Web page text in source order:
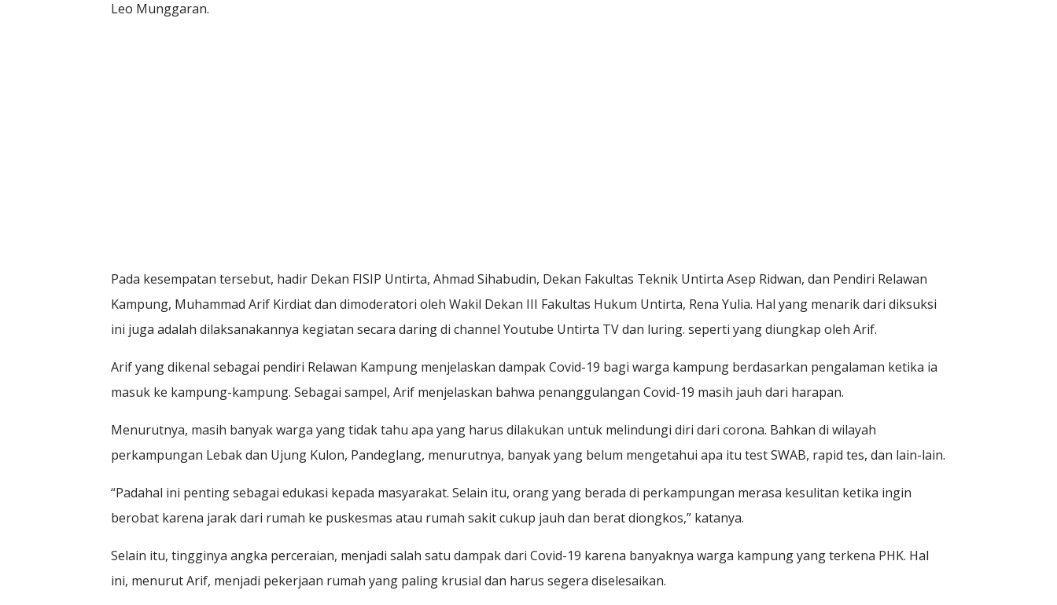
Leo Munggaran.
Pada kesempatan tersebut, hadir Dekan FISIP Untirta, Ahmad Sihabudin, Dekan Fakultas Teknik Untirta Asep Ridwan, dan Pendiri Relawan
Kampung, Muhammad Arif Kirdiat dan dimoderatori oleh Wakil Dekan III Fakultas Hukum Untirta, Rena Yulia. Hal yang menarik dari diksuksi
ini juga adalah dilaksanakannya kegiatan secara daring di channel Youtube Untirta TV dan luring. seperti yang diungkap oleh Arif.
Arif yang dikenal sebagai pendiri Relawan Kampung menjelaskan dampak Covid-19 bagi warga kampung berdasarkan pengalaman ketika ia
masuk ke kampung-kampung. Sebagai sampel, Arif menjelaskan bahwa penanggulangan Covid-19 masih jauh dari harapan.
Menurutnya, masih banyak warga yang tidak tahu apa yang harus dilakukan untuk melindungi diri dari corona. Bahkan di wilayah
perkampungan Lebak dan Ujung Kulon, Pandeglang, menurutnya, banyak yang belum mengetahui apa itu test SWAB, rapid tes, dan lain-lain.
“Padahal ini penting sebagai edukasi kepada masyarakat. Selain itu, orang yang berada di perkampungan merasa kesulitan ketika ingin
berobat karena jarak dari rumah ke puskesmas atau rumah sakit cukup jauh dan berat diongkos,” katanya.
Selain itu, tingginya angka perceraian, menjadi salah satu dampak dari Covid-19 karena banyaknya warga kampung yang terkena PHK. Hal
ini, menurut Arif, menjadi pekerjaan rumah yang paling krusial dan harus segera diselesaikan.